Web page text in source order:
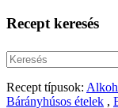
Recept keresés
Recept típusok:
Bárányhúsos ételek ,